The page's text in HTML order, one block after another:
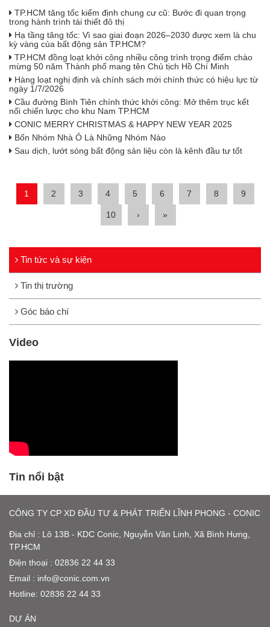
TP.HCM tăng tốc kiểm định chung cư cũ: Bước đi quan trọng
trong hành trình tái thiết đô thị
Hạ tầng tăng tốc: Vì sao giai đoạn 2026–2030 được xem là chu
kỳ vàng của bất động sản TP.HCM?
TP.HCM đồng loạt khởi công nhiều công trình trọng điểm chào
mừng 50 năm Thành phố mang tên Chủ tịch Hồ Chí Minh
Hàng loạt nghị định và chính sách mới chính thức có hiệu lực từ
ngày 1/7/2026
Cầu đường Bình Tiên chính thức khởi công: Mở thêm trục kết
nối chiến lược cho khu Nam TP.HCM
CONIC MERRY CHRISTMAS & HAPPY NEW YEAR 2025
Bốn Nhóm Nhà Ỏ Là Những Nhóm Nào
Sau dịch, lướt sóng bất động sản liệu còn là kênh đầu tư tốt
1 2 3 4 5 6 7 8 9
10 › »
Tin tức và sự kiện
Tin thị trường
Góc báo chí
Video
Tin nổi bật
CÔNG TY CP XD ĐẦU TƯ & PHÁT TRIỂN LĨNH PHONG - CONIC
Địa chỉ : Lô 13B - KDC Conic, Nguyễn Văn Linh, Xã Bình Hưng,
TP.HCM
Điện thoại : 02836 22 44 33
Email : info@conic.com.vn
Hotline: 02836 22 44 33
DỰ ÁN